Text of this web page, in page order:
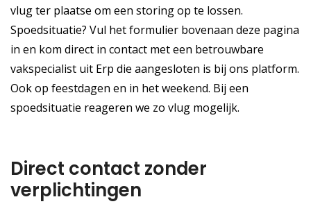
vlug ter plaatse om een storing op te lossen.
Spoedsituatie? Vul het formulier bovenaan deze pagina
in en kom direct in contact met een betrouwbare
vakspecialist uit Erp die aangesloten is bij ons platform.
Ook op feestdagen en in het weekend. Bij een
spoedsituatie reageren we zo vlug mogelijk.
Direct contact zonder
verplichtingen